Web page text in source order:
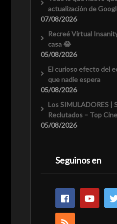
actualización de
07/08/2026
Recreé Virtual
casa 😂
05/08/2026
El curioso efecto del
que nadie espera
05/08/2026
Los SIMULADORES |
Reclutados – Top
05/08/2026
Seguinos en